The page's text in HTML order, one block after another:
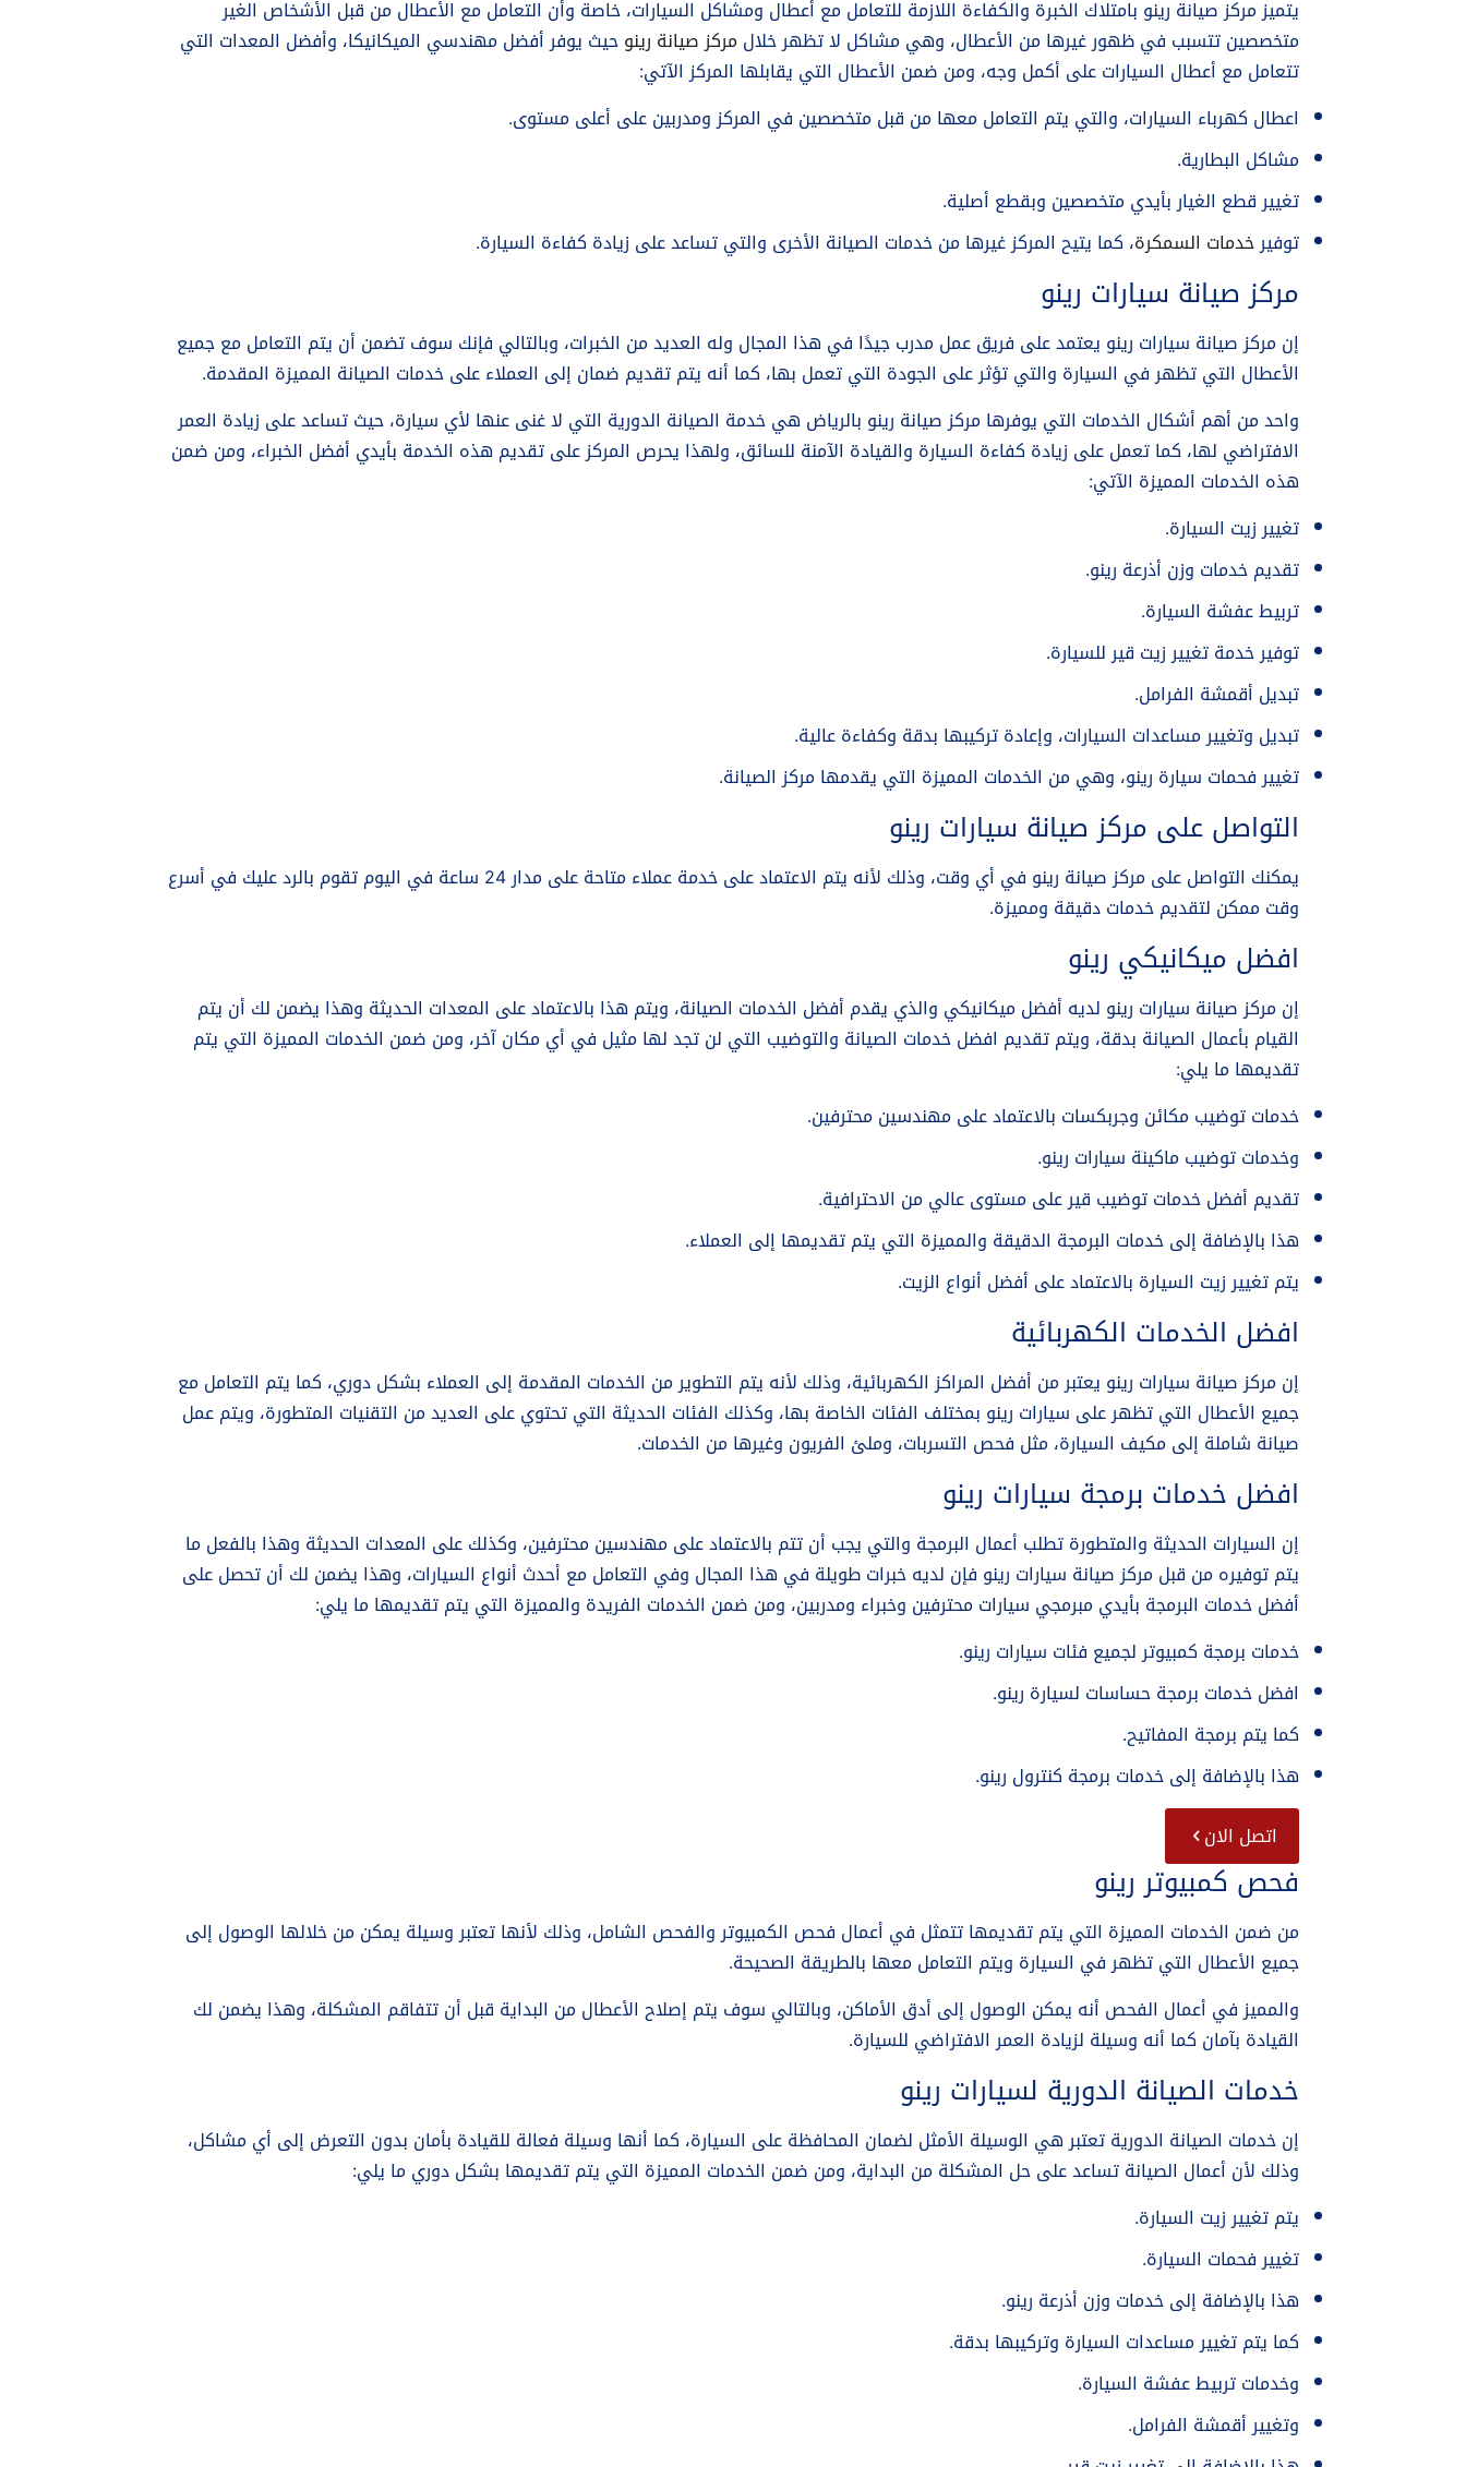
يتميز مركز صيانة رينو بامتلاك الخبرة والكفاءة اللازمة للتعامل مع أعطال ومشاكل السيارات، خاصة وأن التعامل مع الأعطال من قبل الأشخاص الغير
متخصصين تتسبب في ظهور غيرها من الأعطال، وهي مشاكل لا تظهر خلالمركز صيانة رينوحيث يوفر أفضل مهندسي الميكانيكا، وأفضل المعدات التي
تتعامل مع أعطال السيارات على أكمل وجه، ومن ضمن الأعطال التي يقابلها المركز الآتي:
اعطال كهرباء السيارات، والتي يتم التعامل معها من قبل متخصصين في المركز ومدربين على أعلى مستوى.
مشاكل البطارية.
تغيير قطع الغيار بأيدي متخصصين وبقطع أصلية.
توفيرخدمات السمكرة، كما يتيح المركز غيرها من خدمات الصيانة الأخرى والتي تساعد على زيادة كفاءة السيارة.
مركز صيانة سيارات رينو
إن مركز صيانة سيارات رينو يعتمد على فريق عمل مدرب جيدًا في هذا المجال وله العديد من الخبرات، وبالتالي فإنك سوف تضمن أن يتم التعامل مع جميع
الأعطال التي تظهر في السيارة والتي تؤثر على الجودة التي تعمل بها، كما أنه يتم تقديم ضمان إلى العملاء على خدمات الصيانة المميزة المقدمة.
واحد من أهم أشكال الخدمات التي يوفرها مركز صيانة رينو بالرياض هي خدمة الصيانة الدورية التي لا غنى عنها لأي سيارة، حيث تساعد على زيادة العمر
الافتراضي لها، كما تعمل على زيادة كفاءة السيارة والقيادة الآمنة للسائق، ولهذا يحرص المركز على تقديم هذه الخدمة بأيدي أفضل الخبراء، ومن ضمن
هذه الخدمات المميزة الآتي:
تغيير زيت السيارة.
تقديم خدمات وزن أذرعة رينو.
تربيط عفشة السيارة.
توفير خدمة تغيير زيت قير للسيارة.
تبديل أقمشة الفرامل.
تبديل وتغيير مساعدات السيارات، وإعادة تركيبها بدقة وكفاءة عالية.
تغيير فحمات سيارة رينو، وهي من الخدمات المميزة التي يقدمها مركز الصيانة.
التواصل على مركز صيانة سيارات رينو
يمكنك التواصل على مركز صيانة رينو في أي وقت، وذلك لأنه يتم الاعتماد على خدمة عملاء متاحة على مدار 24 ساعة في اليوم تقوم بالرد عليك في أسرع
وقت ممكن لتقديم خدمات دقيقة ومميزة.
افضل ميكانيكي رينو
إن مركز صيانة سيارات رينو لديه أفضل ميكانيكي والذي يقدم أفضل الخدمات الصيانة، ويتم هذا بالاعتماد على المعدات الحديثة وهذا يضمن لك أن يتم
القيام بأعمال الصيانة بدقة، ويتم تقديم افضل خدمات الصيانة والتوضيب التي لن تجد لها مثيل في أي مكان آخر، ومن ضمن الخدمات المميزة التي يتم
تقديمها ما يلي:
خدمات توضيب مكائن وجربكسات بالاعتماد على مهندسين محترفين.
وخدمات توضيب ماكينة سيارات رينو.
تقديم أفضل خدمات توضيب قير على مستوى عالي من الاحترافية.
هذا بالإضافة إلى خدمات البرمجة الدقيقة والمميزة التي يتم تقديمها إلى العملاء.
يتم تغيير زيت السيارة بالاعتماد على أفضل أنواع الزيت.
افضل الخدمات الكهربائية
إن مركز صيانة سيارات رينو يعتبر من أفضل المراكز الكهربائية، وذلك لأنه يتم التطوير من الخدمات المقدمة إلى العملاء بشكل دوري، كما يتم التعامل مع
جميع الأعطال التي تظهر على سيارات رينو بمختلف الفئات الخاصة بها، وكذلك الفئات الحديثة التي تحتوي على العديد من التقنيات المتطورة، ويتم عمل
صيانة شاملة إلى مكيف السيارة، مثل فحص التسربات، وملئ الفريون وغيرها من الخدمات.
افضل خدمات برمجة سيارات رينو
إن السيارات الحديثة والمتطورة تطلب أعمال البرمجة والتي يجب أن تتم بالاعتماد على مهندسين محترفين، وكذلك على المعدات الحديثة وهذا بالفعل ما
يتم توفيره من قبل مركز صيانة سيارات رينو فإن لديه خبرات طويلة في هذا المجال وفي التعامل مع أحدث أنواع السيارات، وهذا يضمن لك أن تحصل على
أفضل خدمات البرمجة بأيدي مبرمجي سيارات محترفين وخبراء ومدربين، ومن ضمن الخدمات الفريدة والمميزة التي يتم تقديمها ما يلي:
خدمات برمجة كمبيوتر لجميع فئات سيارات رينو.
افضل خدمات برمجة حساسات لسيارة رينو.
كما يتم برمجة المفاتيح.
هذا بالإضافة إلى خدمات برمجة كنترول رينو.
اتصل الان
فحص كمبيوتر رينو
من ضمن الخدمات المميزة التي يتم تقديمها تتمثل في أعمال فحص الكمبيوتر والفحص الشامل، وذلك لأنها تعتبر وسيلة يمكن من خلالها الوصول إلى
جميع الأعطال التي تظهر في السيارة ويتم التعامل معها بالطريقة الصحيحة.
والمميز في أعمال الفحص أنه يمكن الوصول إلى أدق الأماكن، وبالتالي سوف يتم إصلاح الأعطال من البداية قبل أن تتفاقم المشكلة، وهذا يضمن لك
القيادة بآمان كما أنه وسيلة لزيادة العمر الافتراضي للسيارة.
خدمات الصيانة الدورية لسيارات رينو
إن خدمات الصيانة الدورية تعتبر هي الوسيلة الأمثل لضمان المحافظة على السيارة، كما أنها وسيلة فعالة للقيادة بأمان بدون التعرض إلى أي مشاكل،
وذلك لأن أعمال الصيانة تساعد على حل المشكلة من البداية، ومن ضمن الخدمات المميزة التي يتم تقديمها بشكل دوري ما يلي:
يتم تغيير زيت السيارة.
تغيير فحمات السيارة.
هذا بالإضافة إلى خدمات وزن أذرعة رينو.
كما يتم تغيير مساعدات السيارة وتركيبها بدقة.
وخدمات تربيط عفشة السيارة.
وتغيير أقمشة الفرامل.